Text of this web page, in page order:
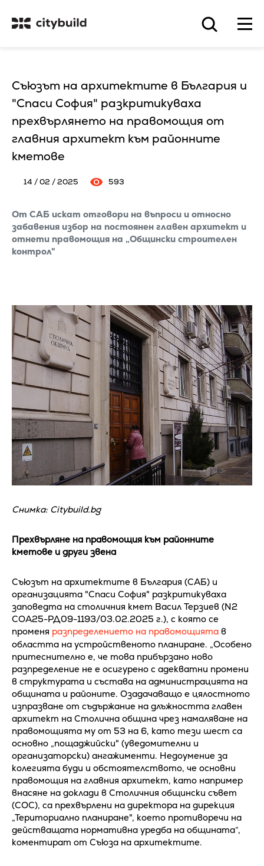
Съюзът на архитектите в България и
"Спаси София" разкритикуваха
прехвърлянето на правомощия от
главния архитект към районните
кметове
14 / 02 / 2025 593
От САБ искат отговори на въпроси и относно
забавения избор на постоянен главен архитект и
отнети правомощия на „Общински строителен
контрол"
Снимка: Citybuild.bg
Прехвърляне на правомощия към районните
кметове и други звена
Съюзът на архитектите в България (САБ) и
организацията "Спаси София" разкритикуваха
заповедта на столичния кмет Васил Терзиев (N2
СОА25-РД09-1193/03.02.2025 г.), с която се
променя разпределението на правомощията в
областта на устройственото планиране. „Особено
притеснително е, че това прибързано ново
разпределение не е осигурено с адекватни промени
в структурата и състава на администрацията на
общината и районите. Озадачаващо е цялостното
изпразване от съдържание на длъжността главен
архитект на Столична община чрез намаляване на
правомощията му от 53 на 6, като тези шест са
основно „пощаджийски" (уведомителни и
организаторски) ангажименти. Недоумение за
колегията буди и обстоятелството, че основни
правомощия на главния архитект, като например
внасяне на доклади в Столичния общински съвет
(СОС), са прехвърлени на директора на дирекция
„Териториално планиране", което противоречи на
действащата нормативна уредба на общината“,
коментират от Съюза на архитектите.